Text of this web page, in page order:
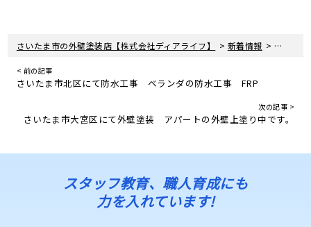
さいたま市の外壁塗装店【株式会社ディアライフ】 > 新着情報 > さいた
< 前の記事
さいたま市北区にて防水工事 ベランダの防水工事 FRP
次の記事 >
さいたま市大宮区にて外壁塗装 アパートの外壁上塗り中です。
スタッフ教育、職人育成にも
力を入れています!